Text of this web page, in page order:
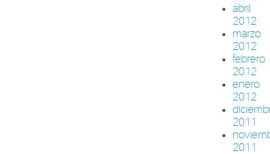
abril
2012
marzo
2012
febrero
2012
enero
2012
2011
2011